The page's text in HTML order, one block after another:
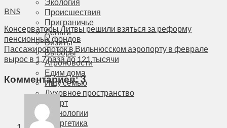
Происшествия
Приграничье
Деньги
Визиты
Выборы
Агроновости
Едим дома
Ищу семью
Духовное пространство
Спорт
Технологии
Энергетика
BNS
Консерваторы Литвы решили взяться за реформу
пенсионных фондов
Пассажиропоток в Вильнюсском аэропорту в феврале
вырос в 1,7 раза до 121 тысячи
Комментариев: 3